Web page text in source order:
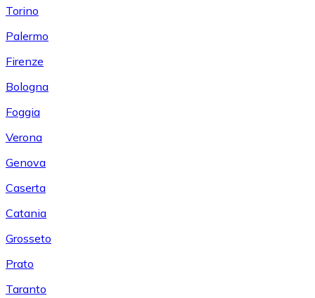
Torino
Palermo
Firenze
Bologna
Foggia
Verona
Genova
Caserta
Catania
Grosseto
Prato
Taranto